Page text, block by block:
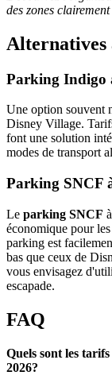
des zones
Parking Indigo
Une option souvent
Disney Village.
font une solution
modes de transport
Parking SNCF
Le parking SNCF
économique pour
parking est
bas que ceux de
vous envisagez
escapade.
FAQ
Quels sont les
2026?